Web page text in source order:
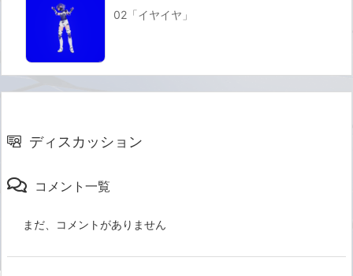
02「イヤイヤ」
ディスカッション
コメント一覧
まだ、コメントがありません